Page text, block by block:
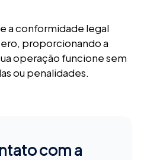
a conformidade legal
proporcionando a
operação funcione sem
ou penalidades.
com a